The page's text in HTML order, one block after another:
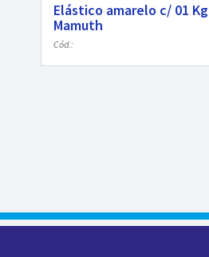
Elástico amarelo c/ 01 Kg
Mamuth
Cód.: